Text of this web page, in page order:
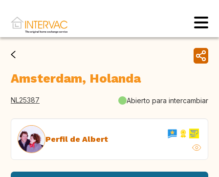
Amsterdam, Holanda
NL25387 Abierto para intercambiar
Perfil de Albert